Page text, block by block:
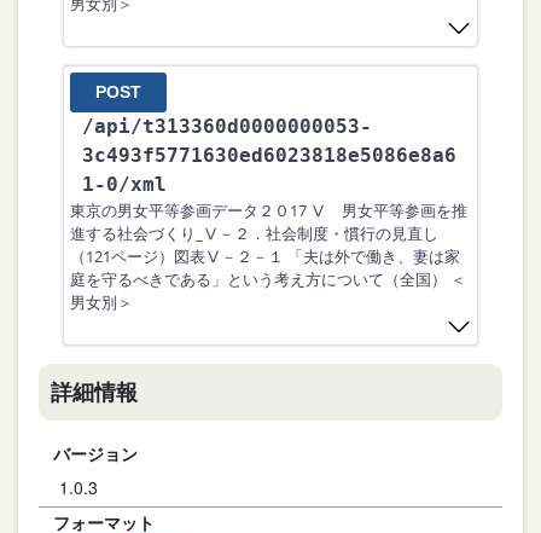
POST
/api/t313360d0000000053-
3c493f5771630ed6023818e5086e8a6
1-0/xml
東京の男女平等参画データ２０17 Ⅴ 男女平等参画を推
進する社会づくり_Ⅴ－２．社会制度・慣行の見直し
（121ページ）図表Ⅴ－２－１ 「夫は外で働き、妻は家
庭を守るべきである」という考え方について（全国） ＜
男女別＞
詳細情報
バージョン
1.0.3
フォーマット